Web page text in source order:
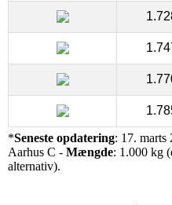
*Seneste opdatering: 17. marts
Aarhus C - Mængde: 1.000 kg
alternativ).